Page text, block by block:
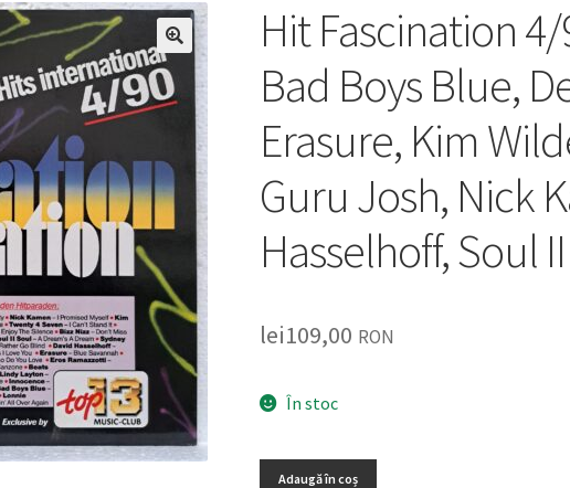
🔍
Hit Fascination
Bad Boys Blue,
Erasure, Kim
Guru Josh, Nick
Hasselhoff, Soul
lei109,00 RON
În stoc
Adaugă în coș